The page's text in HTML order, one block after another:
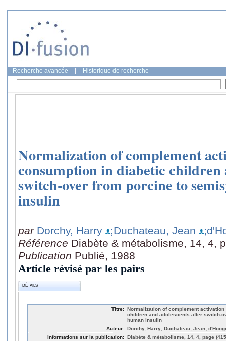
Recherche avancée Historique de recherche
Normalization of complement
consumption in diabetic children
switch-over from porcine to
insulin
par Dorchy, Harry ;Duchateau, Jean
Référence Diabète & métabolisme, 14, 4,
Publication Publié, 1988
Article révisé par les pairs
DÉTAILS
Titre: Normalization of complement
children and adolescents after switch-
human insulin
Auteur: Dorchy, Harry; Duchateau, Jean;
Informations sur la publication: Diabète & métabolisme, 14, 4, page